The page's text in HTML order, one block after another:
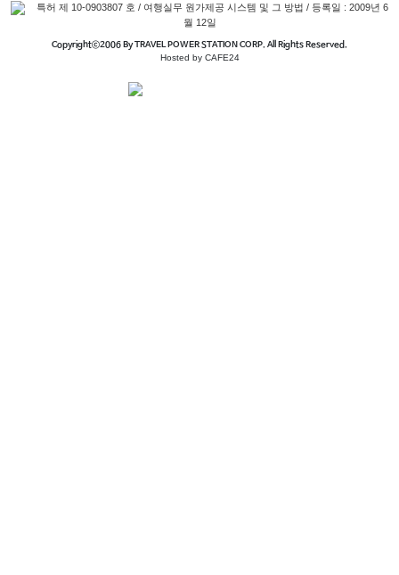
특허 제 10-0903807 호 / 여행실무 원가제공 시스템 및 그 방법 / 등록일 : 2009년 6
월 12일
Copyrightⓒ2006 By TRAVEL POWER STATION CORP. All Rights Reserved.
Hosted by CAFE24